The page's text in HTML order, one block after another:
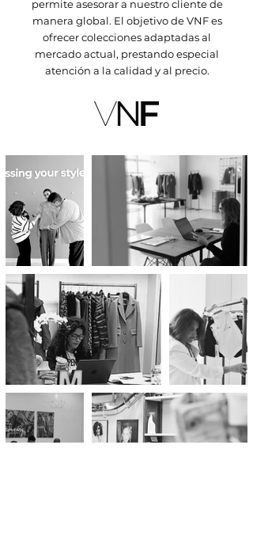
permite asesorar a nuestro cliente de
manera global. El objetivo de VNF es
ofrecer colecciones adaptadas al
mercado actual, prestando especial
atención a la calidad y al precio.